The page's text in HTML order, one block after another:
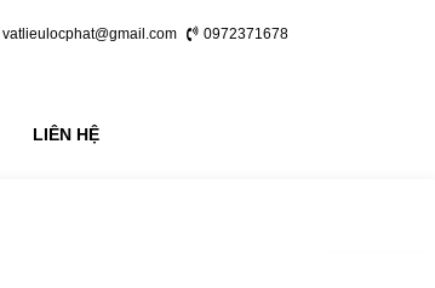
vatlieulocphat@gmail.com 0972371678
LIÊN HỆ